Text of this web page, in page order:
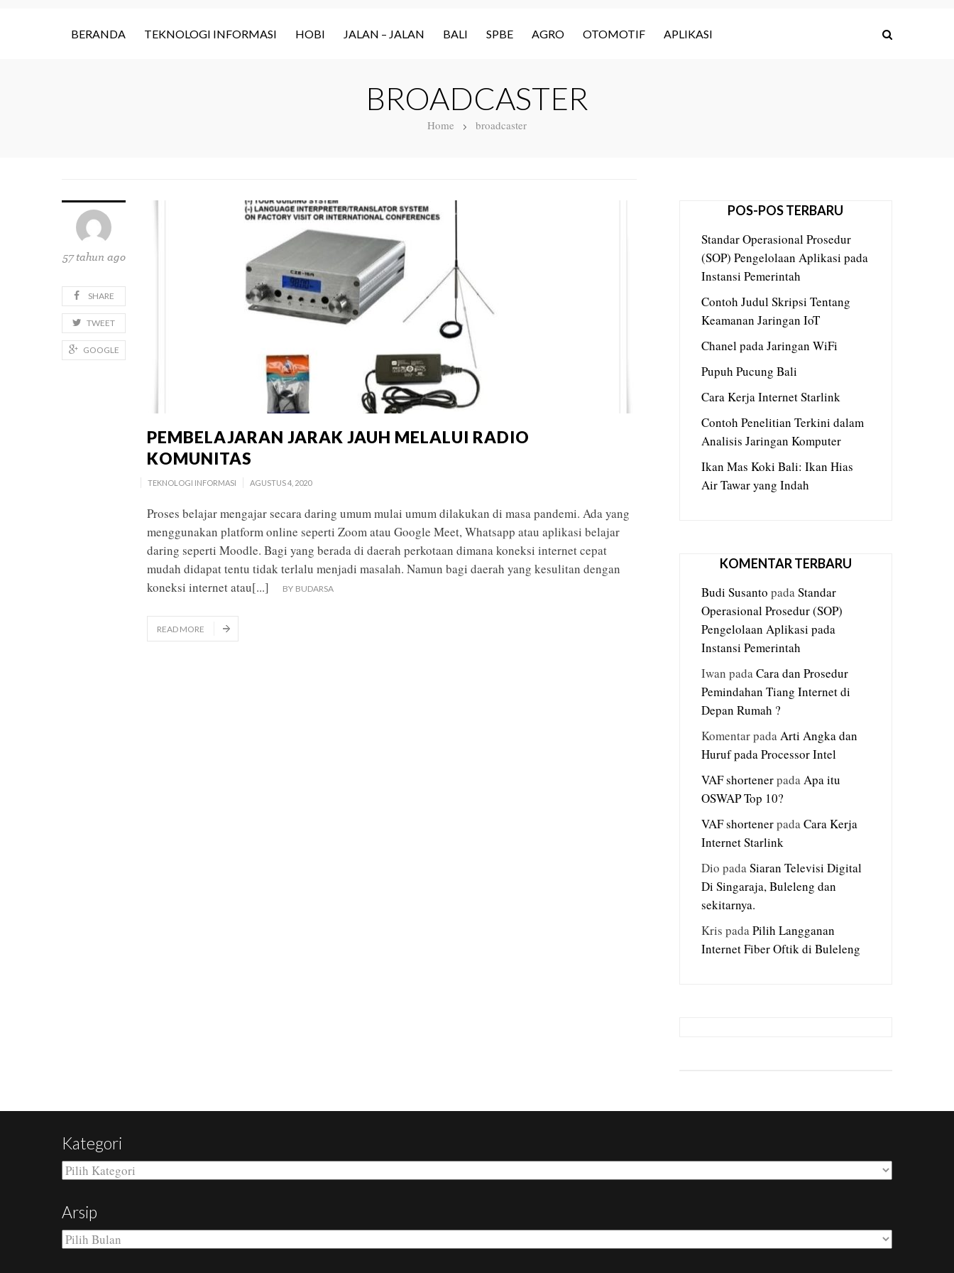
BERANDA TEKNOLOGI INFORMASI HOBI JALAN – JALAN BALI SPBE AGRO OTOMOTIF APLIKASI
BROADCASTER
Home broadcaster
57 tahun ago
SHARE
TWEET
GOOGLE
PEMBELAJARAN JARAK JAUH MELALUI RADIO
KOMUNITAS
TEKNOLOGI INFORMASI AGUSTUS 4, 2020
Proses belajar mengajar secara daring umum mulai umum dilakukan di masa pandemi. Ada yang
menggunakan platform online seperti Zoom atau Google Meet, Whatsapp atau aplikasi belajar
daring seperti Moodle. Bagi yang berada di daerah perkotaan dimana koneksi internet cepat
mudah didapat tentu tidak terlalu menjadi masalah. Namun bagi daerah yang kesulitan dengan
koneksi internet atau[...] BY BUDARSA
READ MORE
POS-POS TERBARU
Standar Operasional Prosedur
(SOP) Pengelolaan Aplikasi pada
Instansi Pemerintah
Contoh Judul Skripsi Tentang
Keamanan Jaringan IoT
Chanel pada Jaringan WiFi
Pupuh Pucung Bali
Cara Kerja Internet Starlink
Contoh Penelitian Terkini dalam
Analisis Jaringan Komputer
Ikan Mas Koki Bali: Ikan Hias
Air Tawar yang Indah
KOMENTAR TERBARU
Budi Susanto padaStandar
Operasional Prosedur (SOP)
Pengelolaan Aplikasi pada
Instansi Pemerintah
Iwan padaCara dan Prosedur
Pemindahan Tiang Internet di
Depan Rumah ?
KomentarpadaArti Angka dan
Huruf pada Processor Intel
VAF shortenerpadaApa itu
OSWAP Top 10?
VAF shortenerpadaCara Kerja
Internet Starlink
Dio padaSiaran Televisi Digital
Di Singaraja, Buleleng dan
sekitarnya.
Kris padaPilih Langganan
Internet Fiber Oftik di Buleleng
Kategori
Kategori
Arsip
Arsip